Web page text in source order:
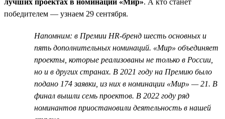
победителем — узнаем 29 сентября.
Напомним: в Премии HR-бренд шесть основных и
пять дополнительных номинаций. «Мир» объединяет
проекты, которые реализованы не только в России,
но и в других странах. В 2021 году на Премию было
подано 174 заявки, из них в номинации «Мир» — 21. В
финал вышли семь проектов. В 2022 году ряд
номинантов приостановили деятельность в нашей